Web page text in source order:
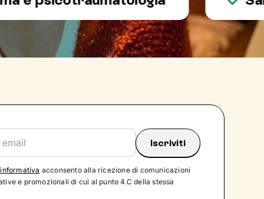
informativa acconsento alla ricezione di comunicazioni
e promozionali di cui al punto 4.C della stessa